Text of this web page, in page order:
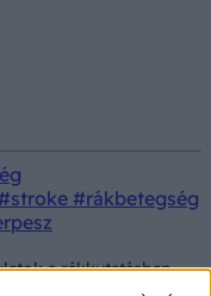
#rákbetegség
a rákkutatásban